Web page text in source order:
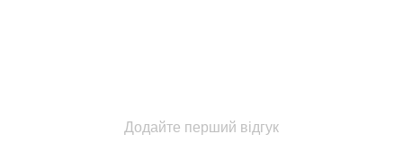
Додайте перший відгук